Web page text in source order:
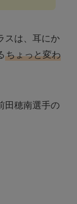
スは、耳にか
ちょっと変わ
田穂南選手の